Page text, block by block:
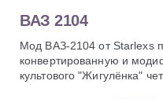
ВАЗ 2104
Мод ВАЗ-2104 от Starlexs
конвертированную и
культового "Жигулёнка"